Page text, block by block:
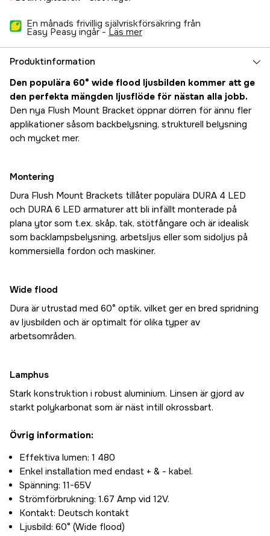
En månads frivillig självriskförsäkring från
Easy Peasy ingår - läs mer
Produktinformation
Den populära 60° wide flood ljusbilden kommer att ge
den perfekta mängden ljusflöde för nästan alla jobb.
Den nya Flush Mount Bracket öppnar dörren för ännu fler
applikationer såsom backbelysning, strukturell belysning
och mycket mer.
Montering
Dura Flush Mount Brackets tillåter populära DURA 4 LED
och DURA 6 LED armaturer att bli infällt monterade på
plana ytor som t.ex. skåp, tak, stötfångare och är idealisk
som backlampsbelysning, arbetsljus eller som sidoljus på
kommersiella fordon och maskiner.
Wide flood
Dura är utrustad med 60° optik, vilket ger en bred spridning
av ljusbilden och är optimalt för olika typer av
arbetsområden.
Lamphus
Stark konstruktion i robust aluminium. Linsen är gjord av
starkt polykarbonat som är näst intill okrossbart.
Övrig information:
Effektiva lumen: 1 480
Enkel installation med endast + & - kabel.
Spänning: 11-65V
Strömförbrukning: 1.67 Amp vid 12V.
Kontakt: Deutsch kontakt
Ljusbild: 60° (Wide flood)